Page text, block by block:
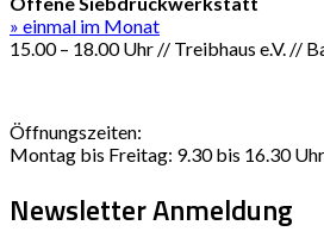
» einmal im Monat
15.00 – 18.00 Uhr // Treibhaus e.V. //
Öffnungszeiten:
Montag bis Freitag: 9.30 bis 16.30 Uhr
Newsletter Anmeldung